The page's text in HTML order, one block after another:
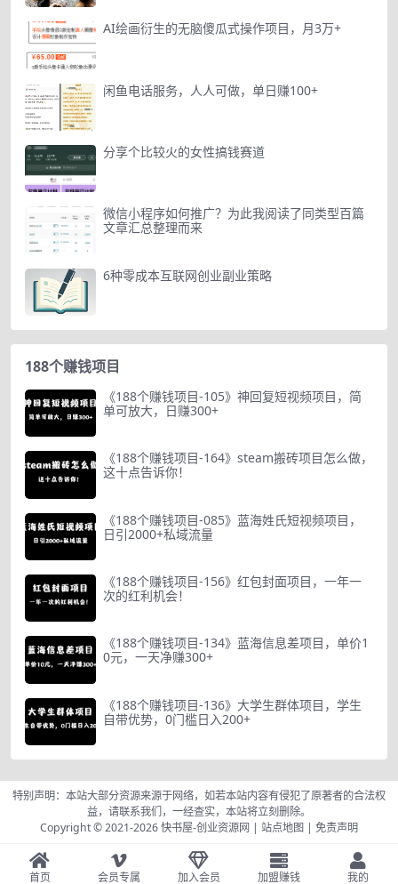
AI绘画衍生的无脑傻瓜式操作项目，月3万+
闲鱼电话服务，人人可做，单日赚100+
分享个比较火的女性搞钱赛道
微信小程序如何推广？为此我阅读了同类型百篇
文章汇总整理而来
6种零成本互联网创业副业策略
188个赚钱项目
《188个赚钱项目-105》神回复短视频项目，简
单可放大，日赚300+
《188个赚钱项目-164》steam搬砖项目怎么做，
这十点告诉你！
《188个赚钱项目-085》蓝海姓氏短视频项目，
日引2000+私域流量
《188个赚钱项目-156》红包封面项目，一年一
次的红利机会！
《188个赚钱项目-134》蓝海信息差项目，单价1
0元，一天净赚300+
《188个赚钱项目-136》大学生群体项目，学生
自带优势，0门槛日入200+
特别声明：本站大部分资源来源于网络，如若本站内容有侵犯了原著者的合法权
益，请联系我们，一经查实，本站将立刻删除。
Copyright © 2021-2026快书屋-创业资源网 | 站点地图 | 免责声明
首页 会员专属 加入会员 加盟赚钱 我的